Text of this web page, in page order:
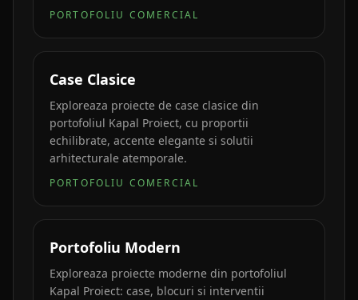
PORTOFOLIU COMERCIAL
Case Clasice
Exploreaza proiecte de case clasice din
portofoliul Kapal Proiect, cu proportii
echilibrate, accente elegante si solutii
arhitecturale atemporale.
PORTOFOLIU COMERCIAL
Portofoliu Modern
Exploreaza proiecte moderne din portofoliul
Kapal Proiect: case, blocuri si interventii